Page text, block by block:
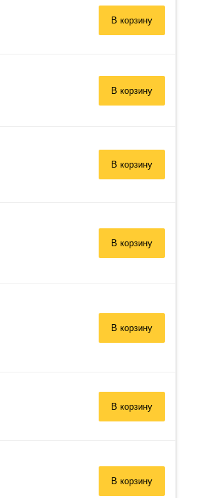
В корзину
В корзину
В корзину
В корзину
В корзину
В корзину
В корзину